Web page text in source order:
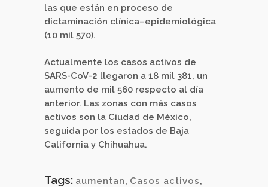
las que están en proceso de
dictaminación clínica–epidemiológica
(10 mil 570).
Actualmente los casos activos de
SARS-CoV-2 llegaron a 18 mil 381, un
aumento de mil 560 respecto al día
anterior. Las zonas con más casos
activos son la Ciudad de México,
seguida por los estados de Baja
California y Chihuahua.
Tags: aumentan, Casos activos,